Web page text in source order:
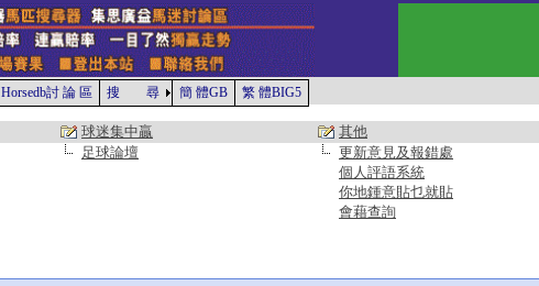
Horsedb討 論 區 搜 尋 簡 體GB 繁 體BIG5
球迷集中贏 其他
足球論壇 更新意見及報錯處
個人評語系統
你地鍾意貼乜就貼
會藉查詢